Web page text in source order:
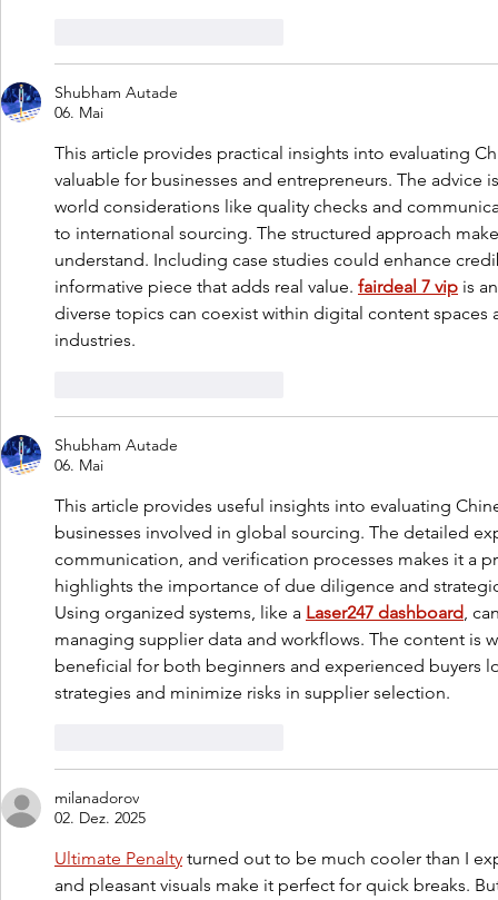
Shubham Autade
06. Mai
This article provides practical insights into evaluating
valuable for businesses and entrepreneurs. The advice
world considerations like quality checks and
to international sourcing. The structured approach
understand. Including case studies could enhance
informative piece that adds real value. fairdeal 7 vip is
diverse topics can coexist within digital content
industries.
Shubham Autade
06. Mai
This article provides useful insights into evaluating
businesses involved in global sourcing. The detailed
communication, and verification processes makes it a
highlights the importance of due diligence and
Using organized systems, like a Laser247 dashboard,
managing supplier data and workflows. The content is
beneficial for both beginners and experienced buyers
strategies and minimize risks in supplier selection.
milanadorov
02. Dez. 2025
Ultimate Penalty turned out to be much cooler than I
and pleasant visuals make it perfect for quick breaks.